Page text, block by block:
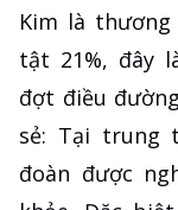
Kim là
tật 21%, đây
đợt điều
sẻ: Tại trung
đoàn được